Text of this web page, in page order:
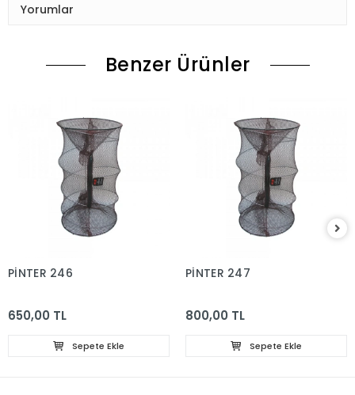
Yorumlar
Benzer Ürünler
PİNTER 246
650,00 TL
Sepete Ekle
PİNTER 247
800,00 TL
Sepete Ekle